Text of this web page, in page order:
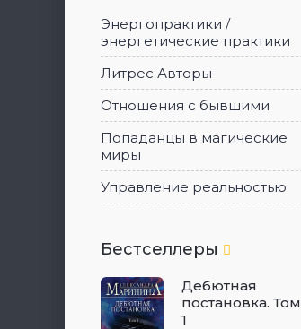
Энергопрактики /
энергетические практики
Литрес Авторы
Отношения с бывшими
Попаданцы в магические
миры
Управление реальностью
Бестселлеры
Дебютная
постановка. Том
1